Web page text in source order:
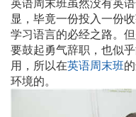
显，毕竟一份投入一份
学习语言的必经之路。
要鼓起勇气辞职，也似
用，所以在英语周末班
环境的。